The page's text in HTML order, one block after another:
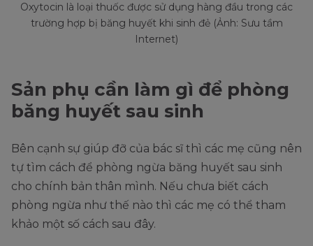
Oxytocin là loại thuốc được sử dụng hàng đầu trong các
trường hợp bị băng huyết khi sinh đẻ (Ảnh: Sưu tầm
Internet)
Sản phụ cần làm gì để phòng
băng huyết sau sinh
Bên cạnh sự giúp đỡ của bác sĩ thì các mẹ cũng nên
tự tìm cách để phòng ngừa băng huyết sau sinh
cho chính bản thân mình. Nếu chưa biết cách
phòng ngừa như thế nào thì các mẹ có thể tham
khảo một số cách sau đây.